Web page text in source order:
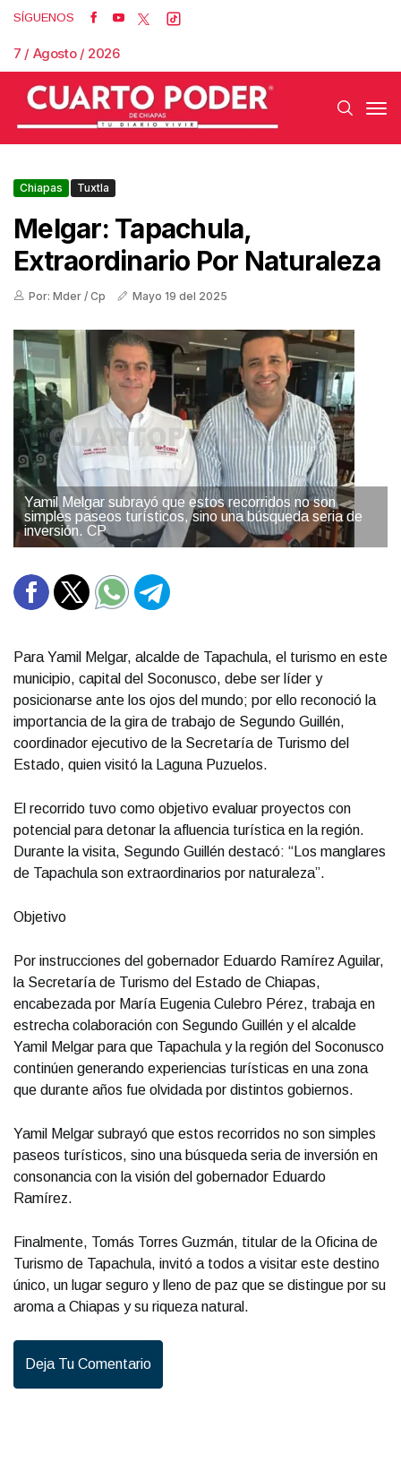
SÍGUENOS
7 / Agosto / 2026
Chiapas Tuxtla
Melgar: Tapachula,
Extraordinario Por Naturaleza
Por: Mder / Cp Mayo 19 del 2025
Yamil Melgar subrayó que estos recorridos no son
simples paseos turísticos, sino una búsqueda seria de
inversión. CP
Para Yamil Melgar, alcalde de Tapachula, el turismo en este
municipio, capital del Soconusco, debe ser líder y
posicionarse ante los ojos del mundo; por ello reconoció la
importancia de la gira de trabajo de Segundo Guillén,
coordinador ejecutivo de la Secretaría de Turismo del
Estado, quien visitó la Laguna Puzuelos.
El recorrido tuvo como objetivo evaluar proyectos con
potencial para detonar la afluencia turística en la región.
Durante la visita, Segundo Guillén destacó: “Los manglares
de Tapachula son extraordinarios por naturaleza”.
Objetivo
Por instrucciones del gobernador Eduardo Ramírez Aguilar,
la Secretaría de Turismo del Estado de Chiapas,
encabezada por María Eugenia Culebro Pérez, trabaja en
estrecha colaboración con Segundo Guillén y el alcalde
Yamil Melgar para que Tapachula y la región del Soconusco
continúen generando experiencias turísticas en una zona
que durante años fue olvidada por distintos gobiernos.
Yamil Melgar subrayó que estos recorridos no son simples
paseos turísticos, sino una búsqueda seria de inversión en
consonancia con la visión del gobernador Eduardo
Ramírez.
Finalmente, Tomás Torres Guzmán, titular de la Oficina de
Turismo de Tapachula, invitó a todos a visitar este destino
único, un lugar seguro y lleno de paz que se distingue por su
aroma a Chiapas y su riqueza natural.
Deja Tu Comentario